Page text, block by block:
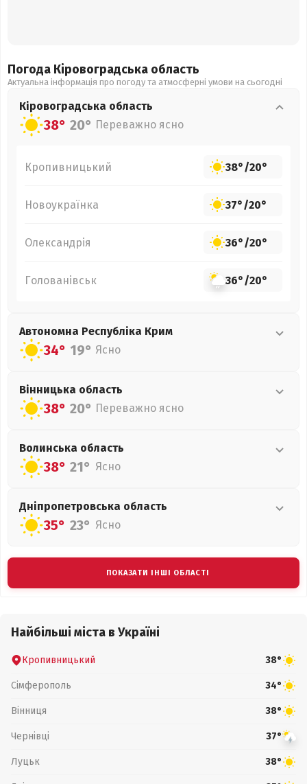
Погода Кіровоградська область
Актуальна інформація про погоду та атмосферні умови на сьогодні
Кіровоградська область
38° 20° Переважно ясно
Кропивницький 38°/20°
Новоукраїнка 37°/20°
Олександрія 36°/20°
Голованівськ 36°/20°
Автономна Республіка Крим
34° 19° Ясно
Вінницька область
38° 20° Переважно ясно
Волинська область
38° 21° Ясно
Дніпропетровська область
35° 23° Ясно
ПОКАЗАТИ ІНШІ ОБЛАСТІ
Найбільші міста в Україні
Кропивницький 38°
Сімферополь 34°
Вінниця 38°
Чернівці 37°
Луцьк 38°